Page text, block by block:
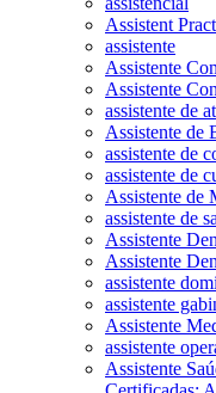
Assistent
assistente
Assistente
Assistente
assistente de
Assistente de
assistente de
assistente de
Assistente de
assistente de
Assistente
Assistente
assistente
assistente
Assistente
assistente
Assistente